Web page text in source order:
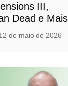
III,
Dead e Mais
12 de maio de 2026